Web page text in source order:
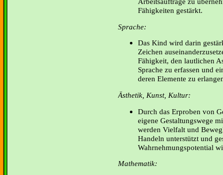
Fähigkeiten gestärkt.
Sprache:
Das Kind wird darin
Zeichen
Fähigkeit, den lautlichen
Sprache zu erfassen und
deren Elemente zu
Ästhetik, Kunst, Kultur:
Durch das Erproben von
eigene Gestaltungswege
werden Vielfalt und
Handeln unterstützt und
Wahrnehmungspotential
Mathematik: